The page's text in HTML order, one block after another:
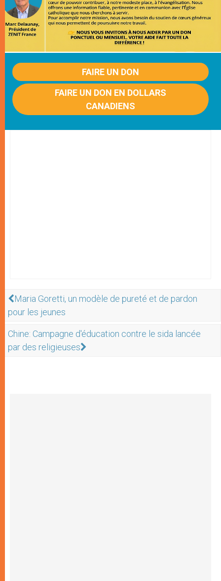
FAIRE UN DON
FAIRE UN DON EN DOLLARS
CANADIENS
Maria Goretti, un modèle de pureté et de pardon
pour les jeunes
Chine: Campagne d'éducation contre le sida lancée
par des religieuses